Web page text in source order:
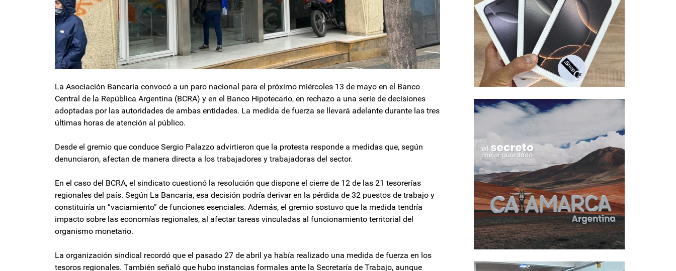
La Asociación Bancaria convocó a un paro nacional para el próximo miércoles 13 de mayo en el Banco
Central de la República Argentina (BCRA) y en el Banco Hipotecario, en rechazo a una serie de decisiones
adoptadas por las autoridades de ambas entidades. La medida de fuerza se llevará adelante durante las tres
últimas horas de atención al público.
Desde el gremio que conduce Sergio Palazzo advirtieron que la protesta responde a medidas que, según
denunciaron, afectan de manera directa a los trabajadores y trabajadoras del sector.
En el caso del BCRA, el sindicato cuestionó la resolución que dispone el cierre de 12 de las 21 tesorerías
regionales del país. Según La Bancaria, esa decisión podría derivar en la pérdida de 32 puestos de trabajo y
constituiría un “vaciamiento” de funciones esenciales. Además, el gremio sostuvo que la medida tendría
impacto sobre las economías regionales, al afectar tareas vinculadas al funcionamiento territorial del
organismo monetario.
La organización sindical recordó que el pasado 27 de abril ya había realizado una medida de fuerza en los
tesoros regionales. También señaló que hubo instancias formales ante la Secretaría de Trabajo, aunque